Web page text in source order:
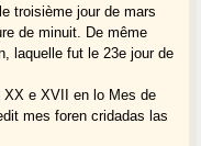
troisième jour de mars
de minuit. De même
laquelle fut le 23e jour de
XX e XVII en lo Mes de
mes foren cridadas las